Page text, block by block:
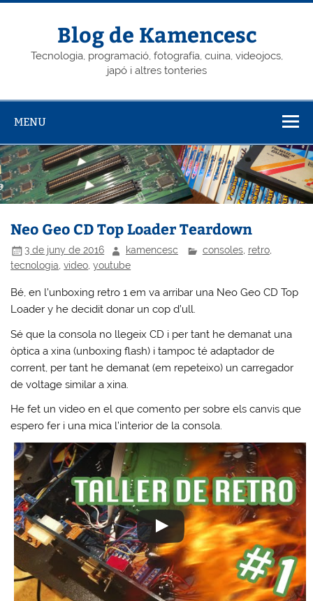
Skip
Blog de Kamencesc
Tecnologia, programació, fotografía, cuina, videojocs,
japó i altres tonteries
MENU
Neo Geo CD Top Loader Teardown
3 de juny de 2016 kamencesc consoles, retro,
tecnologia ,video ,youtube
Bé, en l’unboxing retro 1 em va arribar una Neo Geo CD Top
Loader y he decidit donar un cop d’ull.
Sé que la consola no llegeix CD i per tant he demanat una
òptica a xina (unboxing flash) i tampoc té adaptador de
corrent, per tant he demanat (em repeteixo) un carregador
de voltage similar a xina.
He fet un video en el que comento per sobre els canvis que
espero fer i una mica l’interior de la consola.